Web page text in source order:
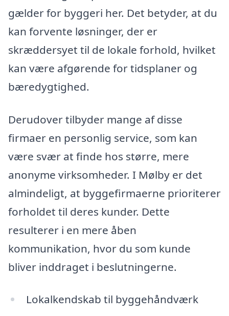
gælder for byggeri her. Det betyder, at du
kan forvente løsninger, der er
skræddersyet til de lokale forhold, hvilket
kan være afgørende for tidsplaner og
bæredygtighed.
Derudover tilbyder mange af disse
firmaer en personlig service, som kan
være svær at finde hos større, mere
anonyme virksomheder. I Mølby er det
almindeligt, at byggefirmaerne prioriterer
forholdet til deres kunder. Dette
resulterer i en mere åben
kommunikation, hvor du som kunde
bliver inddraget i beslutningerne.
Lokalkendskab til byggehåndværk